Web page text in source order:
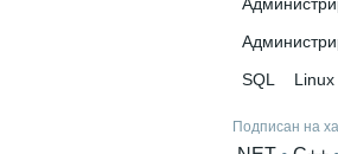
SQL
Linux
Подписан на